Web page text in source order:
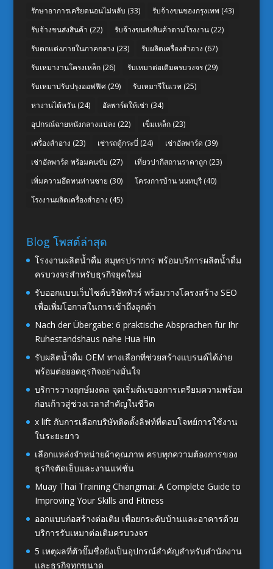
รักษาอาการเครียดนอนไม่หลับ (33) รับจ้างขนของกรุงเทพ (43)
รับจ้างขนส่งสินค้า (22) รับจ้างขนส่งสินค้าตามโรงงาน(22)
รับตกแต่งภายในภาคกลาง (23) รับผลิตเครื่องสำอาง (67)
รับเหมางานโครงเหล็ก(26) รับเหมาต่อเติมครบวงจร(29)
รับเหมาปรับปรุงออฟฟิศ(29) รับเหมารีโนเวท (25)
หางานไต้หวัน(24) อัลพาร์ดให้เช่า (34)
อุปกรณ์ฉายหนังกลางแปลง (22) เข็มเหล็ก(23)
เครื่องสำอาง (23) เช่ารถตู้กระบี่ (24) เช่าอัลพาร์ด (39)
เช่าอัลพาร์ด พร้อมคนขับ (27) เที่ยวปากีสถานราคาถูก(23)
เพิ่มความอึดทนท่านชาย (30) โครงการบ้าน นนทบุรี(40)
โรงงานผลิตเครื่องสำอาง (45)
Blog โพสต์ล่าสุด
โรงงานผลิตน้ำดื่ม สมุทรปราการ พร้อมบริการผลิตน้ำดื่ม
ครบวงจรสำหรับธุรกิจยุคใหม่
รับออกแบบเว็บไซต์บริษัททัวร์ พร้อมวางโครงสร้าง SEO
เพื่อเพิ่มโอกาสในการเข้าถึงลูกค้า
Nach der Übergabe: 6 praktische Absprachen für Ihr
Ruhestandshaus nahe Hua Hin
รับผลิตน้ำดื่ม OEM ทางเลือกที่ช่วยสร้างแบรนด์ได้ง่าย
พร้อมต่อยอดธุรกิจอย่างมั่นใจ
บริการวางฤกษ์มงคล จุดเริ่มต้นของการเตรียมความพร้อม
ก่อนก้าวสู่ช่วงเวลาสำคัญในชีวิต
x lift กับการเลือกบริษัทติดตั้งลิฟท์ที่ตอบโจทย์การใช้งาน
ในระยะยาว
เลือกแหล่งจำหน่ายผ้าคุณภาพ ครบทุกความต้องการของ
ธุรกิจตัดเย็บและงานแฟชั่น
Muay Thai Training Chiangmai: A Complete Guide to
Improving Your Skills and Fitness
ออกแบบก่อสร้างต่อเติม เพื่อยกระดับบ้านและอาคารด้วย
บริการรับเหมาต่อเติมครบวงจร
5 เหตุผลที่ตัวปั๊มชื่อยังเป็นอุปกรณ์สำคัญสำหรับสำนักงาน
และธุรกิจทุกขนาด